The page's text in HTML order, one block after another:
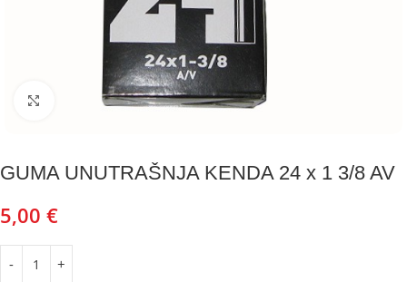
Kliknite za uvećanje
GUMA UNUTRAŠNJA KENDA 24 x 1 3/8 AV
5,00 €